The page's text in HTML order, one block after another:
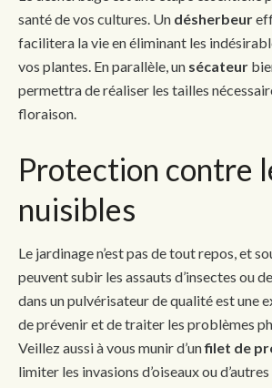
santé de vos cultures. Un désherbeur
facilitera la vie en éliminant les
vos plantes. En parallèle, un sécateur
permettra de réaliser les tailles
floraison.
Protection contre
nuisibles
Le jardinage n’est pas de tout repos, et
peuvent subir les assauts d’insectes ou
dans un pulvérisateur de qualité est une
de prévenir et de traiter les problèmes
Veillez aussi à vous munir d’unfilet de
limiter les invasions d’oiseaux ou